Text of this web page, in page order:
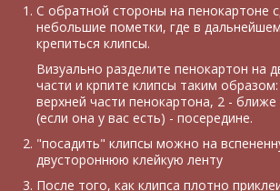
С обратной стороны на пенокартоне
небольшие пометки, где в
крепиться клипсы.
Визуально разделите пенокартон на
части и крпите клипсы таким
верхней части пенокартона, 2 - ближе
(если она у вас есть) - посередине.
"посадить" клипсы можно на
двустороннюю клейкую ленту
После того, как клипса плотно